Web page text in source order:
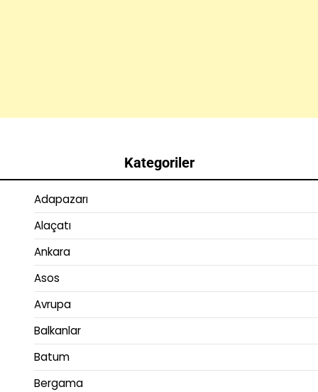
Kategoriler
Adapazarı
Alaçatı
Ankara
Asos
Avrupa
Balkanlar
Batum
Bergama